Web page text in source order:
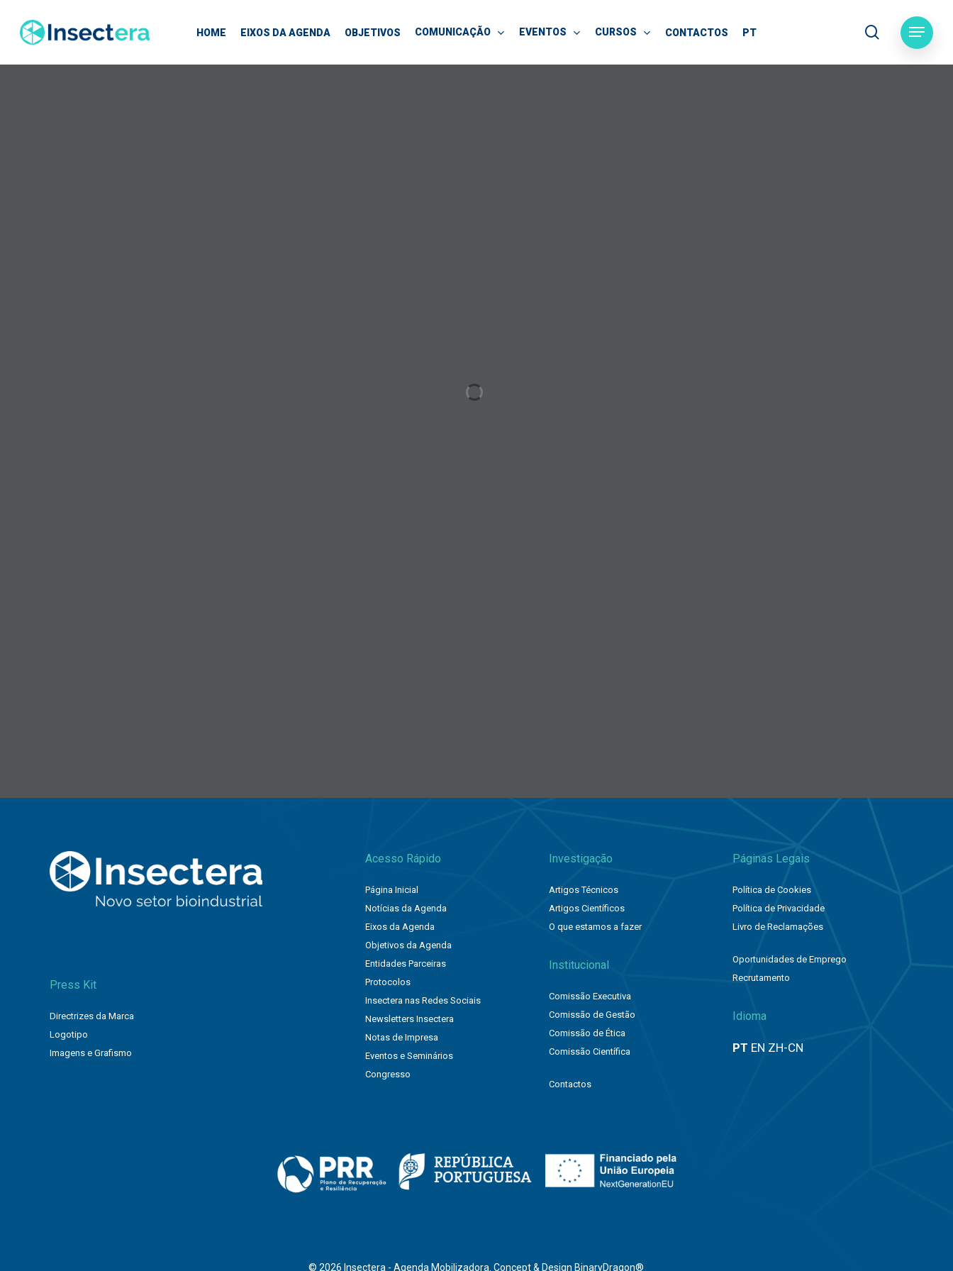
main
content
HOME EIXOS DA AGENDA OBJETIVOS COMUNICAÇÃO EVENTOS CURSOS CONTACTOS PT search
Menu
Press Kit
Directrizes da Marca
Logotipo
Imagens e Grafismo
Acesso Rápido
Página Inicial
Notícias da Agenda
Eixos da Agenda
Objetivos da Agenda
Entidades Parceiras
Protocolos
Insectera nas Redes Sociais
Newsletters Insectera
Notas de Impresa
Eventos e Seminários
Congresso
Investigação
Artigos Técnicos
Artigos Científicos
O que estamos a fazer
Institucional
Comissão Executiva
Comissão de Gestão
Comissão de Ética
Comissão Científica
Contactos
Páginas Legais
Política de Cookies
Política de Privacidade
Livro de Reclamações
Oportunidades de Emprego
Recrutamento
Idioma
PT EN ZH-CN
© 2026 Insectera - Agenda Mobilizadora. Concept & DesignBinaryDragon®